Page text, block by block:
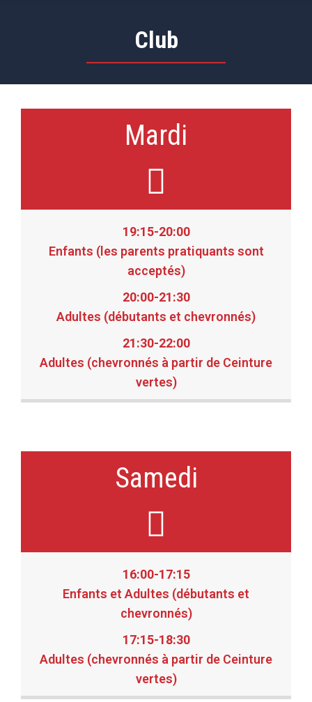
Club
Mardi
19:15-20:00
Enfants (les parents pratiquants sont
acceptés)
20:00-21:30
Adultes (débutants et chevronnés)
21:30-22:00
Adultes (chevronnés à partir de Ceinture
vertes)
Samedi
16:00-17:15
Enfants et Adultes (débutants et
chevronnés)
17:15-18:30
Adultes (chevronnés à partir de Ceinture
vertes)